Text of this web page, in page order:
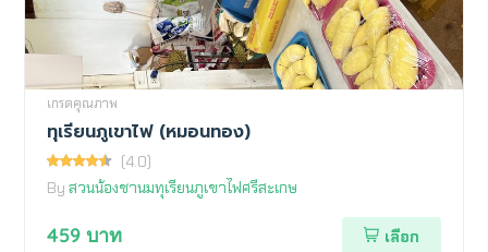
เกรดคุณภาพ
ทุเรียนภูเขาไฟ (หมอนทอง)
(4.0)
By สวนน้องชานมทุเรียนภูเขาไฟศรีสะเกษ
459 บาท เลือก